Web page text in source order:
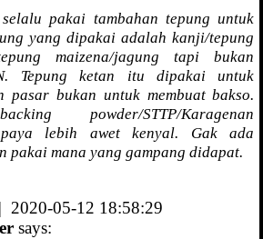
pakai tambahan tepung untuk
yang dipakai adalah kanji/tepung
maizena/jagung tapi bukan
Tepung ketan itu dipakai untuk
pasar bukan untuk membuat bakso.
powder/STTP/Karagenan
lebih awet kenyal. Gak ada
pakai mana yang gampang didapat.
2020-05-12 18:58:29
says: